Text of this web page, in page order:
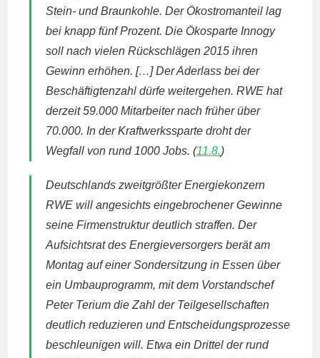
Stein- und Braunkohle. Der Ökostromanteil lag
bei knapp fünf Prozent. Die Ökosparte Innogy
soll nach vielen Rückschlägen 2015 ihren
Gewinn erhöhen. […] Der Aderlass bei der
Beschäftigtenzahl dürfe weitergehen. RWE hat
derzeit 59.000 Mitarbeiter nach früher über
70.000. In der Kraftwerkssparte droht der
Wegfall von rund 1000 Jobs. (11.8.)
Deutschlands zweitgrößter Energiekonzern
RWE will angesichts eingebrochener Gewinne
seine Firmenstruktur deutlich straffen. Der
Aufsichtsrat des Energieversorgers berät am
Montag auf einer Sondersitzung in Essen über
ein Umbauprogramm, mit dem Vorstandschef
Peter Terium die Zahl der Teilgesellschaften
deutlich reduzieren und Entscheidungsprozesse
beschleunigen will. Etwa ein Drittel der rund